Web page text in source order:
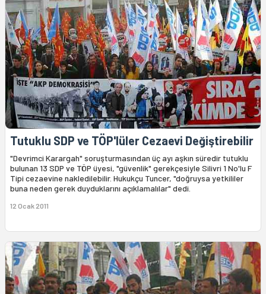
Tutuklu SDP ve TÖP'lüler Cezaevi Değiştirebilir
"Devrimci Karargah" soruşturmasından üç ayı aşkın süredir tutuklu
bulunan 13 SDP ve TÖP üyesi, "güvenlik" gerekçesiyle Silivri 1 No'lu F
Tipi cezaevine nakledilebilir. Hukukçu Tuncer, "doğruysa yetkililer
buna neden gerek duyduklarını açıklamalılar" dedi.
12 Ocak 2011